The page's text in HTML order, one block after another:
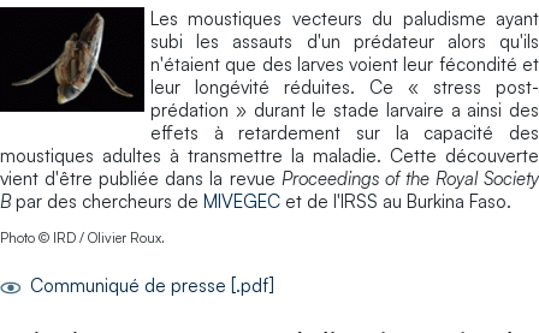
Les moustiques vecteurs du paludisme ayant
subi les assauts d'un prédateur alors qu'ils
n'étaient que des larves voient leur fécondité et
leur longévité réduites. Ce « stress post-
prédation » durant le stade larvaire a ainsi des
effets à retardement sur la capacité des
moustiques adultes à transmettre la maladie. Cette découverte
vient d'être publiée dans la revue Proceedings of the Royal Society
Bpar des chercheurs de MIVEGEC et de l'IRSS au Burkina Faso.
Photo © IRD / Olivier Roux.
Communiqué de presse [.pdf]